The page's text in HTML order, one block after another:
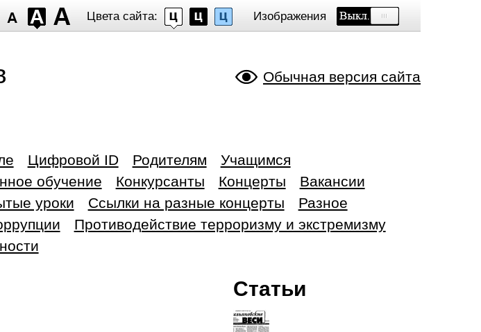
Цвета сайта: Изображения
Обычная версия сайта
Цифровой ID Родителям
Учащимся
обучение Конкурсанты Концерты
Вакансии
уроки Ссылки на разные концерты
Разное
Противодействие терроризму и экстремизму
Статьи